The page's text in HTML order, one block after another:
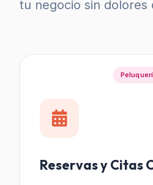
tu negocio sin dolores
Reservas y Citas